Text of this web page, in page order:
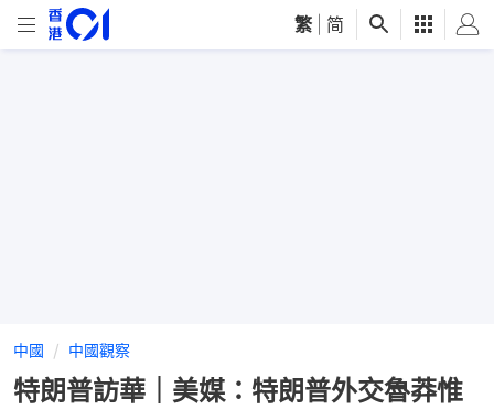
繁 简
中國 中國觀察
特朗普訪華｜美媒：特朗普外交魯莽惟